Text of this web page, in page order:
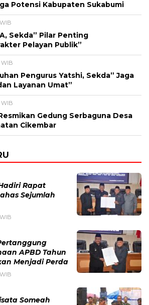
Potensi Kabupaten Sukabumi
Sekda” Pilar Penting
Pelayan Publik”
WIB
Pengurus Yatshi, Sekda” Jaga
Layanan Umat”
WIB
Gedung Serbaguna Desa
Cikembar
Rapat
Sejumlah
APBD Tahun
Menjadi Perda
Someah